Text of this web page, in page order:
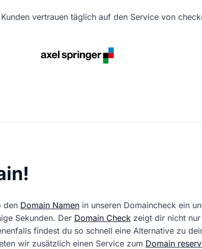
vertrauen täglich auf den Service von
den Domain Namen in unseren Domaincheck ein
Sekunden. Der Domain Check zeigt dir nicht
findest du so schnell eine Alternative zu
wir zusätzlich einen Service zum Domain